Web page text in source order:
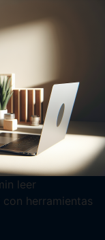
leer
herramientas